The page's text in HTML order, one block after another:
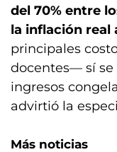
del 70% entre
la inflación real
principales
docentes— sí se
ingresos
advirtió la
Más noticias